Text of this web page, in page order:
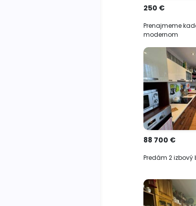
250 €
Prenajmeme
modernom
88 700 €
Predám 2 izbový